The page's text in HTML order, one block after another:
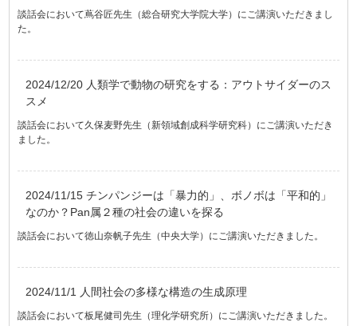
談話会において蔦谷匠先生（総合研究大学院大学）にご講演いただきまし
た。
2024/12/20 人類学で動物の研究をする：アウトサイダーのス
スメ
談話会において久保麦野先生（新領域創成科学研究科）にご講演いただき
ました。
2024/11/15 チンパンジーは「暴力的」、ボノボは「平和的」
なのか？Pan属２種の社会の違いを探る
談話会において徳山奈帆子先生（中央大学）にご講演いただきました。
2024/11/1 人間社会の多様な構造の生成原理
談話会において板尾健司先生（理化学研究所）にご講演いただきました。